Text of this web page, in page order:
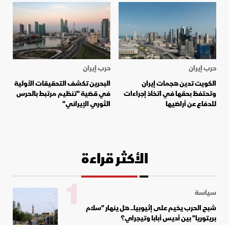
حرب إيران
الكويت تدين هجمات إيران
وتحتفظ بحقها في اتخاذ إجراءات
للدفاع عن أراضيها
حرب إيران
البحرين تكشف التحقيقات الأولية
في قضية "تنظيم مرتبط بالحرس
الثوري الإيراني"
الأكثر قراءة
سياسة
شبح الحرب يخيم على إثيوبيا.. هل ينهار "سلام
بريتوريا" بين أديس أبابا وتيجراي؟
1